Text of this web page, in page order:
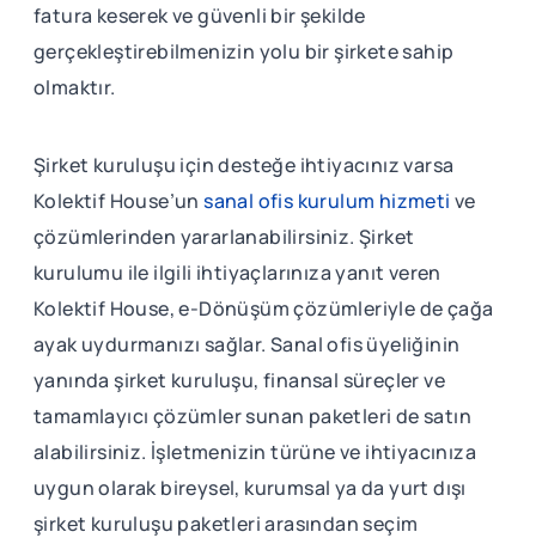
fatura keserek ve güvenli bir şekilde
gerçekleştirebilmenizin yolu bir şirkete sahip
olmaktır.
Şirket kuruluşu için desteğe ihtiyacınız varsa
Kolektif House’un sanal ofis kurulum hizmeti ve
çözümlerinden yararlanabilirsiniz. Şirket
kurulumu ile ilgili ihtiyaçlarınıza yanıt veren
Kolektif House, e-Dönüşüm çözümleriyle de çağa
ayak uydurmanızı sağlar. Sanal ofis üyeliğinin
yanında şirket kuruluşu, finansal süreçler ve
tamamlayıcı çözümler sunan paketleri de satın
alabilirsiniz. İşletmenizin türüne ve ihtiyacınıza
uygun olarak bireysel, kurumsal ya da yurt dışı
şirket kuruluşu paketleri arasından seçim